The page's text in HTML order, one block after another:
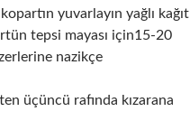
yuvarlayın yağlı kağıt
tepsi mayası için15-20
nazikçe
üçüncü rafında kızarana